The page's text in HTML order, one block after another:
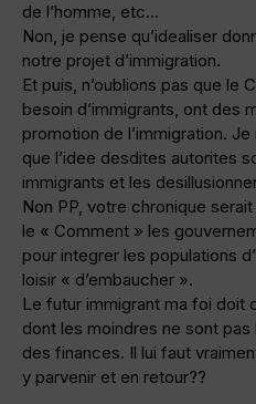
de l’homme, etc…
Non, je pense qu’idealiser
notre projet d’immigration.
Et puis, n’oublions pas que le
besoin d’immigrants, ont des
promotion de l’immigration.
que l’idee desdites autorites
immigrants et les
Non PP, votre chronique
le « Comment » les
pour integrer les populations
loisir « d’embaucher ».
Le futur immigrant ma foi doit
dont les moindres ne sont
des finances. Il lui faut
y parvenir et en retour??